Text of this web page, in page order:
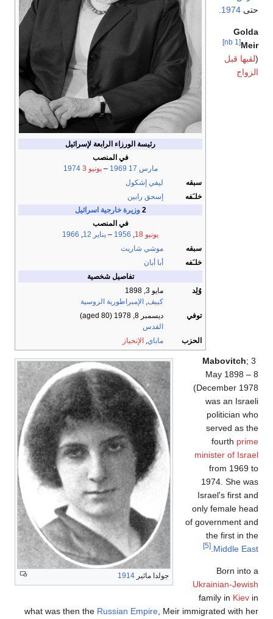
رئيسة الورزاء الرابعة لإسرائيل
في المنصب
مارس 17
1969
–يونيو 3
1974
سبقه
ليفي إشكول
خلـَفه
إسحق رابين
2 وزيرة خارجية اسرائيل
في المنصب
يونيو 18
,
1956
– يناير 12 ,
1966
سبقه
موشي شاريت
خلـَفه
أبا أبان
تفاصيل شخصية
وُلِد
مايو 3, 1898
كييف, الإمبراطورية الروسية
توفي
ديسمبر 8, 1978
(aged 80)
القدس
الحزب
ماباي, الإنحياز
جولدا مائير 1914
حتى 1974
Golda
Meir
[nb 1]
(لقبها قبل
الزواج
Mabovitch; 3
May 1898 – 8
December 1978)
was an Israeli
politician who
served as the
fourth prime
minister of Israel
from 1969 to
1974. She was
Israel's first and
only female head
of government and
the first in the
Middle East
.
[5]
Born into a
Ukrainian-Jewish
family in Kiev in
what was then the Russian Empire, Meir immigrated with her